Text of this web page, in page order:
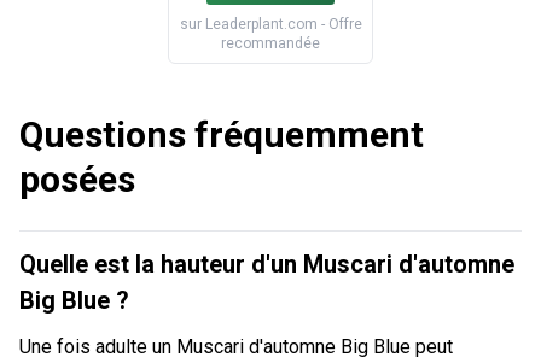
sur Leaderplant.com - Offre
recommandée
Questions fréquemment
posées
Quelle est la hauteur d'un Muscari d'automne
Big Blue ?
Une fois adulte un Muscari d'automne Big Blue peut